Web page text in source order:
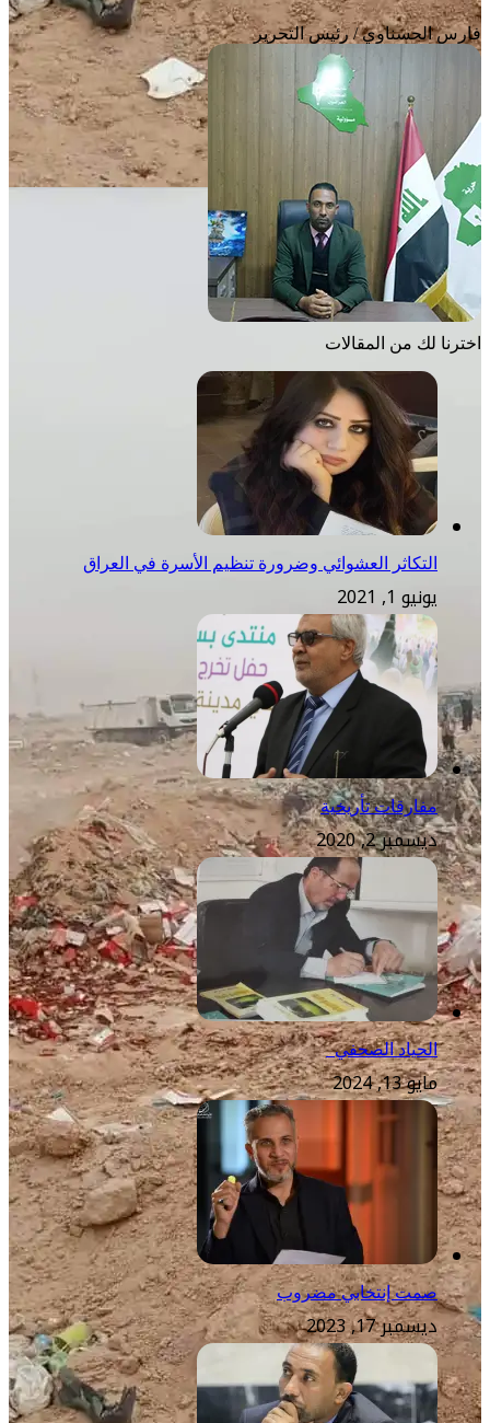
فارس الحسناوي / رئيس التحرير
اخترنا لك من المقالات
التكاثر العشوائي وضرورة تنظيم الأسرة في العراق
يونيو 1, 2021
مفارقات تأريخية
ديسمبر 2, 2020
الحياد الصحفي
مايو 13, 2024
صمت إنتخابي مضروب
ديسمبر 17, 2023